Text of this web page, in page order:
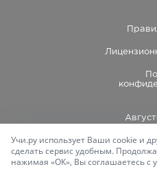
Учи.ру использует Ваши cookie и
сделать сервис удобным.
нажимая «ОК», Вы соглашаетесь с